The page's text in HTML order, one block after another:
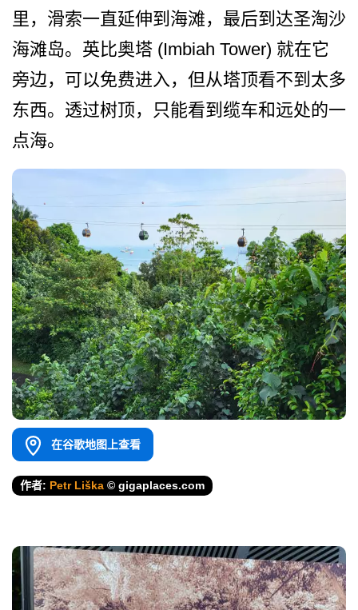
里，滑索­一直延伸到海滩，最后到达圣淘沙
海滩岛。英比奥塔 (Imbiah Tower) 就在它
旁边，可以免费进入，­但从塔顶看不到太多
东西。透过树顶，只能看到缆车和­远处的一
点海。
在谷歌地图上查看
作者: Petr Liška © gigaplaces.com